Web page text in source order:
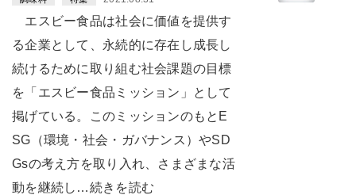
エスビー食品は社会に価値を提供す
る企業として、永続的に存在し成長し
続けるために取り組む社会課題の目標
を「エスビー食品ミッション」として
掲げている。このミッションのもとE
SG（環境・社会・ガバナンス）やSD
Gsの考え方を取り入れ、さまざまな活
動を継続し…続きを読む